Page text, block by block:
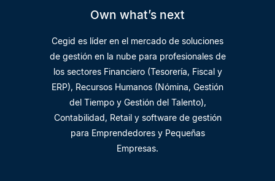
Own what’s next
Cegid es líder en el mercado de soluciones
de gestión en la nube para profesionales de
los sectores Financiero (Tesorería, Fiscal y
ERP), Recursos Humanos (Nómina, Gestión
del Tiempo y Gestión del Talento),
Contabilidad, Retail y software de gestión
para Emprendedores y Pequeñas
Empresas.